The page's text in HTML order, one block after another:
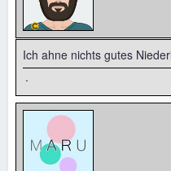
Ich ahne nichts gutes
.